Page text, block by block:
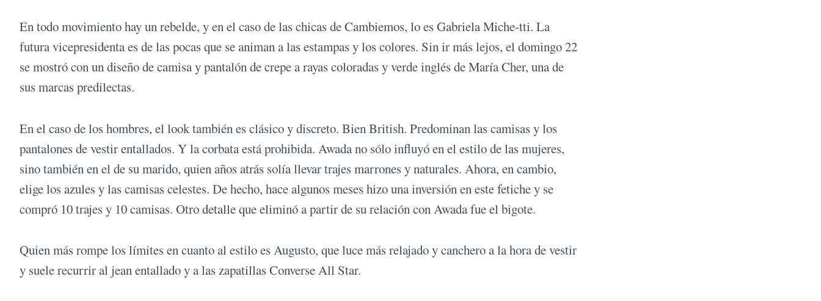
En todo movimiento hay un rebelde, y en el caso de las chicas de Cambiemos, lo es Gabriela Miche-tti. La
futura vicepresidenta es de las pocas que se animan a las estampas y los colores. Sin ir más lejos, el domingo 22
se mostró con un diseño de camisa y pantalón de crepe a rayas coloradas y verde inglés de María Cher, una de
sus marcas predilectas.
En el caso de los hombres, el look también es clásico y discreto. Bien British. Predominan las camisas y los
pantalones de vestir entallados. Y la corbata está prohibida. Awada no sólo influyó en el estilo de las mujeres,
sino también en el de su marido, quien años atrás solía llevar trajes marrones y naturales. Ahora, en cambio,
elige los azules y las camisas celestes. De hecho, hace algunos meses hizo una inversión en este fetiche y se
compró 10 trajes y 10 camisas. Otro detalle que eliminó a partir de su relación con Awada fue el bigote.
Quien más rompe los límites en cuanto al estilo es Augusto, que luce más relajado y canchero a la hora de vestir
y suele recurrir al jean entallado y a las zapatillas Converse All Star.